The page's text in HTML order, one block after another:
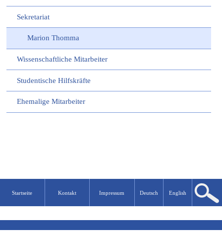
Sekretariat
Marion Thomma
Wissenschaftliche Mitarbeiter
Studentische Hilfskräfte
Ehemalige Mitarbeiter
Startseite Kontakt Impressum Deutsch English